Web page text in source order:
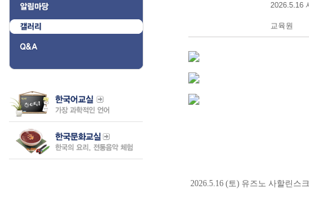
2026.5.16
교육원
2026.5.16 (토) 유즈노 사할린스